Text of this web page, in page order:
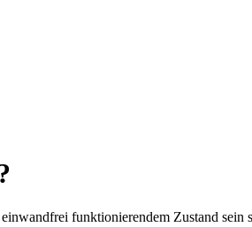
funktionierendem Zustand